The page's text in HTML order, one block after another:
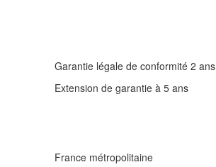
Garantie légale de conformité 2 ans
Extension de garantie à 5 ans
France métropolitaine